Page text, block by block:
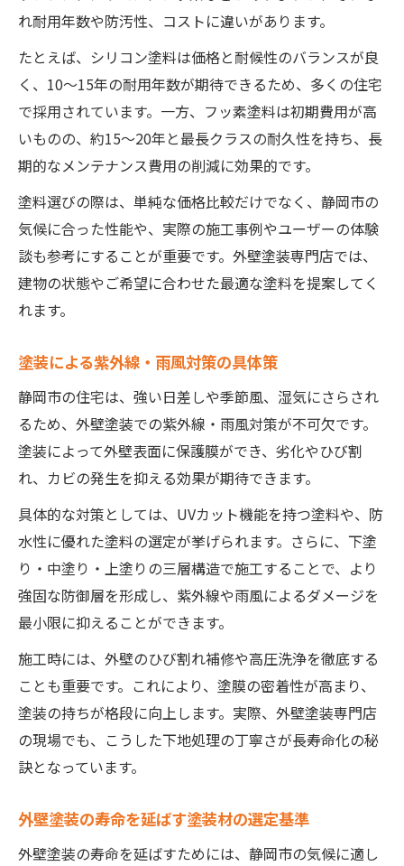
れ耐用年数や防汚性、コストに違いがあります。
たとえば、シリコン塗料は価格と耐候性のバランスが良
く、10〜15年の耐用年数が期待できるため、多くの住宅
で採用されています。一方、フッ素塗料は初期費用が高
いものの、約15〜20年と最長クラスの耐久性を持ち、長
期的なメンテナンス費用の削減に効果的です。
塗料選びの際は、単純な価格比較だけでなく、静岡市の
気候に合った性能や、実際の施工事例やユーザーの体験
談も参考にすることが重要です。外壁塗装専門店では、
建物の状態やご希望に合わせた最適な塗料を提案してく
れます。
塗装による紫外線・雨風対策の具体策
静岡市の住宅は、強い日差しや季節風、湿気にさらされ
るため、外壁塗装での紫外線・雨風対策が不可欠です。
塗装によって外壁表面に保護膜ができ、劣化やひび割
れ、カビの発生を抑える効果が期待できます。
具体的な対策としては、UVカット機能を持つ塗料や、防
水性に優れた塗料の選定が挙げられます。さらに、下塗
り・中塗り・上塗りの三層構造で施工することで、より
強固な防御層を形成し、紫外線や雨風によるダメージを
最小限に抑えることができます。
施工時には、外壁のひび割れ補修や高圧洗浄を徹底する
ことも重要です。これにより、塗膜の密着性が高まり、
塗装の持ちが格段に向上します。実際、外壁塗装専門店
の現場でも、こうした下地処理の丁寧さが長寿命化の秘
訣となっています。
外壁塗装の寿命を延ばす塗装材の選定基準
外壁塗装の寿命を延ばすためには、静岡市の気候に適し